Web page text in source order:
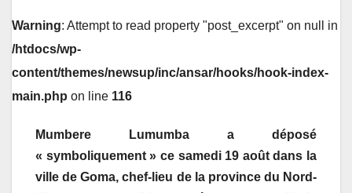
Warning: Attempt to read property "post_excerpt" on null in
/htdocs/wp-
content/themes/newsup/inc/ansar/hooks/hook-index-
main.php on line 116
Mumbere Lumumba a déposé
« symboliquement » ce samedi 19 août dans la
ville de Goma, chef-lieu de la province du Nord-